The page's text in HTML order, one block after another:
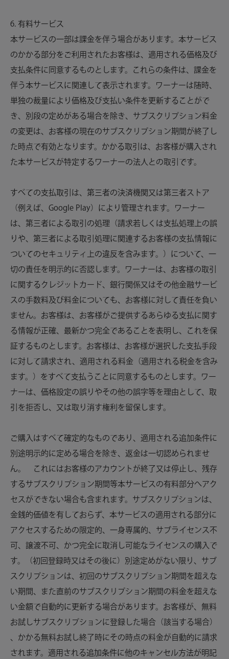
6. 有料サービス
本サービスの一部は課金を伴う場合があります。本サービス
のかかる部分をご利用されたお客様は、適用される価格及び
支払条件に同意するものとします。これらの条件は、課金を
伴う本サービスに関連して表示されます。ワーナーは随時、
単独の裁量により価格及び支払い条件を更新することがで
き、別段の定めがある場合を除き、サブスクリプション料金
の変更は、お客様の現在のサブスクリプション期間が終了し
た時点で有効となります。かかる取引は、お客様が購入され
た本サービスが特定するワーナーの法人との取引です。
すべての支払取引は、第三者の決済機関又は第三者ストア
（例えば、Google Play）により管理されます。ワーナー
は、第三者による取引の処理（請求若しくは支払処理上の誤
りや、第三者による取引処理に関連するお客様の支払情報に
ついてのセキュリティ上の違反を含みます。）について、一
切の責任を明示的に否認します。ワーナーは、お客様の取引
に関するクレジットカード、銀行関係又はその他金融サービ
スの手数料及び料金についても、お客様に対して責任を負い
ません。お客様は、お客様がご提供するあらゆる支払に関す
る情報が正確、最新かつ完全であることを表明し、これを保
証するものとします。お客様は、お客様が選択した支払手段
に対して請求され、適用される料金（適用される税金を含み
ます。）をすべて支払うことに同意するものとします。ワー
ナーは、価格設定の誤りやその他の誤字等を理由として、取
引を拒否し、又は取り消す権利を留保します。
ご購入はすべて確定的なものであり、適用される追加条件に
別途明示的に定める場合を除き、 返金は一切認められませ
ん。
これにはお客様のアカウントが終了又は停止し、残存
するサブスクリプション期間等本サービスの有料部分へアク
セスができない場合も含まれます。サブスクリプションは、
金銭的価値を有しておらず、本サービスの適用される部分に
アクセスするための限定的、一身専属的、サブライセンス不
可、譲渡不可、かつ完全に取消し可能なライセンスの購入で
す。（初回登録時又はその後に）別途定めがない限り、 サブ
スクリプションは、 初回のサブスクリプション期間を超えな
い期間、また直前のサブスクリプション期間の料金を超えな
い金額で自動的に更新する場合があります。 お客様が、無料
お試しサブスクリプションに登録した場合（該当する場合）
、かかる無料お試し終了時にその時点の料金が自動的に請求
されます。適用される追加条件に他のキャンセル方法が明記